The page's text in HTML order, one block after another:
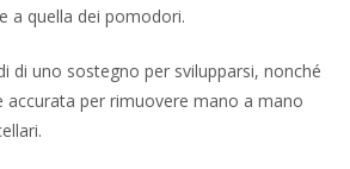
a quella dei pomodori.
di uno sostegno per svilupparsi, nonché
accurata per rimuovere mano a mano